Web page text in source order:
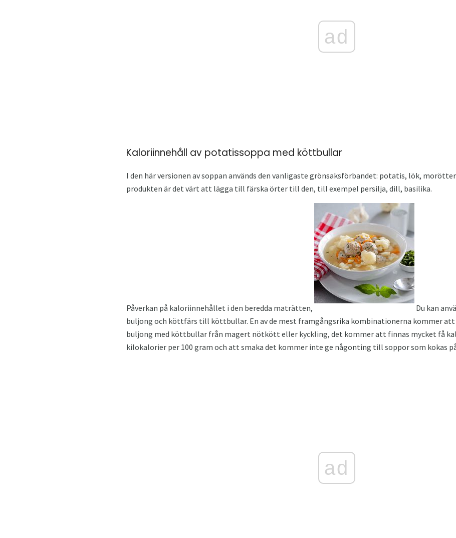
ad
Kaloriinnehåll av potatissoppa med köttbullar
I den här versionen av soppan används den vanligaste grönsaksförbandet: potatis, lök,
produkten är det värt att lägga till färska örter till den, till exempel persilja, dill, basilika.
Påverkan på kaloriinnehållet i den beredda maträtten,
Du kan
buljong och köttfärs till köttbullar. En av de mest framgångsrika kombinationerna kommer att
buljong med köttbullar från magert nötkött eller kyckling, det kommer att finnas mycket få
kilokalorier per 100 gram och att smaka det kommer inte ge någonting till soppor som kokas
ad